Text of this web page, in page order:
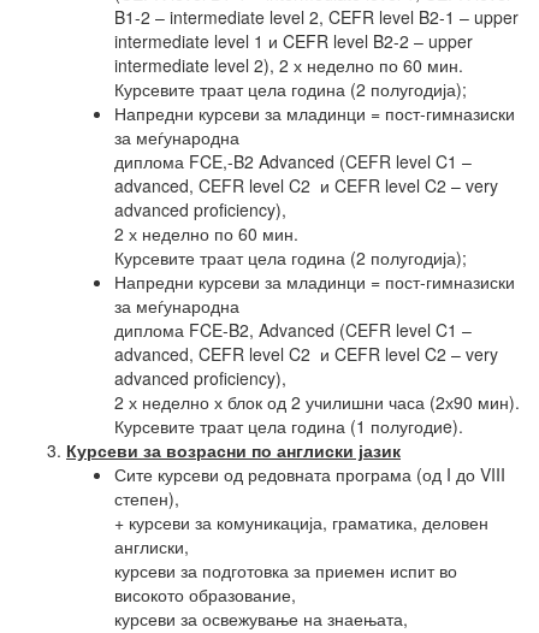
B1-2 – inter­mediate level 2, CEFR level B2-1 – upper
intermediate level 1 и CEFR level B2-2 – upper
intermediate level 2), 2 х неделно по 60 мин.
Курсевите траат цела година (2 полугодија);
Напредни курсеви за младинци = пост-гимназиски
за меѓународна
диплома FCE,-B2 Advanced (CEFR level C1 –
advanced, CEFR level C2 и CEFR level C2 – very
advanced proficiency),
2 х неделно по 60 мин.
Курсевите траат цела година (2 полугодија);
Напредни курсеви за младинци = пост-гимназиски
за меѓународна
диплома FCE-B2, Advanced (CEFR level C1 –
advanced, CEFR level C2 и CEFR level C2 – very
advanced proficiency),
2 х неделно х блок од 2 училишни часа (2х90 мин).
Курсевите траат цела година (1 полугодиe).
Курсеви за возрасни по англиски јазик
Сите курсеви од редовната програма (од I до VIII
степен),
+ курсеви за комуникација, граматика, деловен
англиски,
курсеви за подготовка за приемен испит во
високото образование,
курсеви за освежување на знаењата,